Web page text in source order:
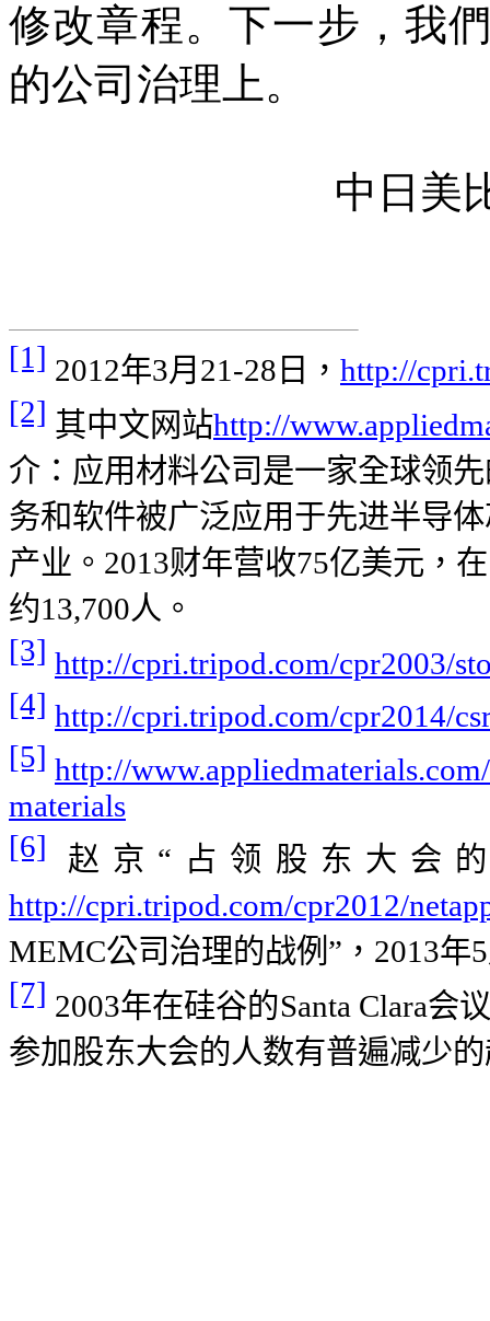
修改章程。下一步，我
的公司治理上。
中日美
[1] 2012年3月 21-28 日， http://
[2] 其中文网站http://
介：应用材料公司是一家全球领
务和软件被广泛应用于先进半导
产业。 2013财年营收75亿美元 ， 在
约13,700人。
[3] http://cpri.tripod.com/cpr2003/
[4] http://cpri.tripod.com/cpr2014/
[5] http://
materials
[6]
赵京“占领股东大会
http://cpri.tripod.com/cpr2012/
MEMC公司治理的战例”， 2013年5
[7] 2003年在硅谷的Santa Clara会
参加股东大会的人数有普遍减少